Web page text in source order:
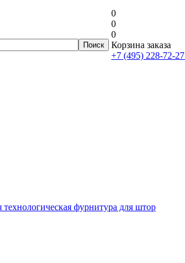
0
0
0
Корзина заказа
+7 (495) 228-72-27
фурнитура для штор